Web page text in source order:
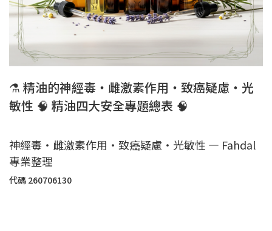
⚗️ 精油的神經毒・雌激素作用・致癌疑慮・光
敏性 🧠 精油四大安全專題總表 🧠
神經毒・雌激素作用・致癌疑慮・光敏性 — Fahdal
專業整理
代碼 260706130